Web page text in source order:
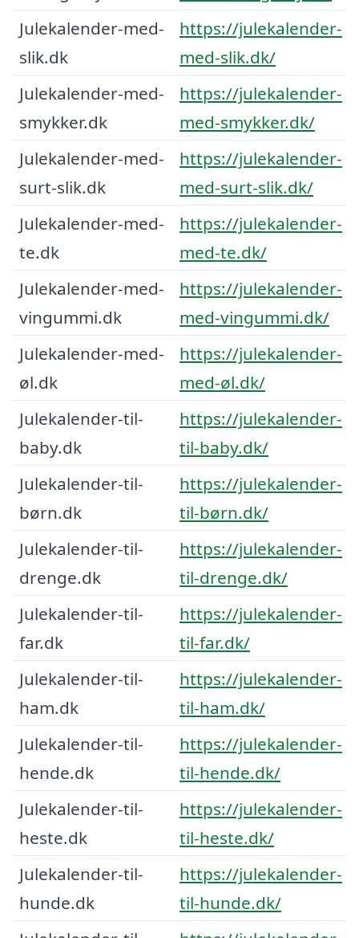
Julekalender-med-
slik.dk
https://julekalender-
med-slik.dk/
Julekalender-med-
smykker.dk
https://julekalender-
med-smykker.dk/
Julekalender-med-
surt-slik.dk
https://julekalender-
med-surt-slik.dk/
Julekalender-med-
te.dk
https://julekalender-
med-te.dk/
Julekalender-med-
vingummi.dk
https://julekalender-
med-vingummi.dk/
Julekalender-med-
øl.dk
https://julekalender-
med-øl.dk/
Julekalender-til-
baby.dk
https://julekalender-
til-baby.dk/
Julekalender-til-
børn.dk
https://julekalender-
til-børn.dk/
Julekalender-til-
drenge.dk
https://julekalender-
til-drenge.dk/
Julekalender-til-
far.dk
https://julekalender-
til-far.dk/
Julekalender-til-
ham.dk
https://julekalender-
til-ham.dk/
Julekalender-til-
hende.dk
https://julekalender-
til-hende.dk/
Julekalender-til-
heste.dk
https://julekalender-
til-heste.dk/
Julekalender-til-
hunde.dk
https://julekalender-
til-hunde.dk/